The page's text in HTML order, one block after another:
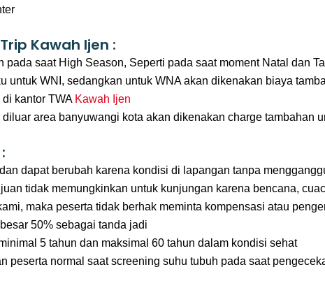
Kawah Ijen :
pada saat High Season, Seperti pada saat moment Natal dan
untuk WNI, sedangkan untuk WNA akan dikenakan biaya
kantor TWA Kawah Ijen
area banyuwangi kota akan dikenakan charge tambahan
dapat berubah karena kondisi di lapangan tanpa
tidak memungkinkan untuk kunjungan karena bencana,
maka peserta tidak berhak meminta kompensasi atau
50% sebagai tanda jadi
5 tahun dan maksimal 60 tahun dalam kondisi sehat
peserta normal saat screening suhu tubuh pada saat